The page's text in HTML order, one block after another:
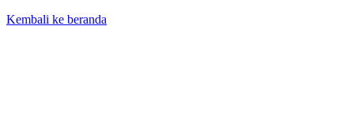
Kembali ke beranda